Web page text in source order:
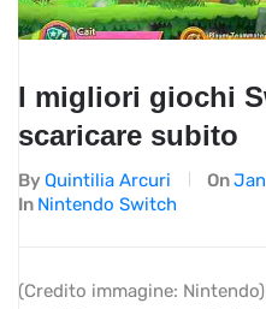
I migliori giochi
scaricare subito
By Quintilia Arcuri On
In Nintendo Switch
(Credito immagine: